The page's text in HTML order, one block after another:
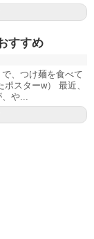
すすめ
、つけ麺を食べて
スターw） 最近、
や...